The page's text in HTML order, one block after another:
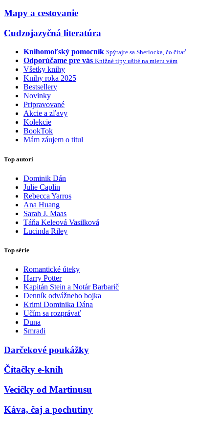
Mapy a cestovanie
Cudzojazyčná literatúra
Knihomoľský pomocník Spýtajte sa Sherlocka, čo čítať
Odporúčame pre vás Knižné tipy ušité na mieru vám
Všetky knihy
Knihy roka 2025
Bestsellery
Novinky
Pripravované
Akcie a zľavy
Kolekcie
BookTok
Mám záujem o titul
Top autori
Dominik Dán
Julie Caplin
Rebecca Yarros
Ana Huang
Sarah J. Maas
Táňa Keleová Vasilková
Lucinda Riley
Top série
Romantické úteky
Harry Potter
Kapitán Stein a Notár Barbarič
Denník odvážneho bojka
Krimi Dominika Dána
Učím sa rozprávať
Duna
Smradi
Darčekové poukážky
Čítačky e-kníh
Vecičky od Martinusu
Káva, čaj a pochutiny